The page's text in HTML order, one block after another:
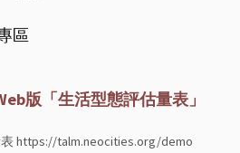
區
版「生活型態評估量表」
https://talm.neocities.org/demo